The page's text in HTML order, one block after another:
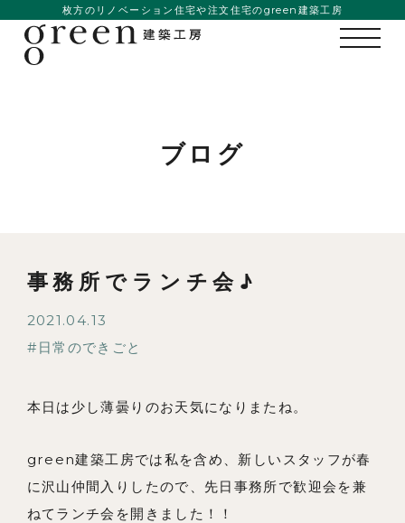
メンバー
お知らせ
ブログ
枚方のリノベーション住宅や注文住宅のgreen建築工房
ブログ
事務所でランチ会♪
2021.04.13
日常のできごと
本日は少し薄曇りのお天気になりまたね。
green建築工房では私を含め、新しいスタッフが春
に沢山仲間入りしたので、先日事務所で歓迎会を兼
ねてランチ会を開きました！！